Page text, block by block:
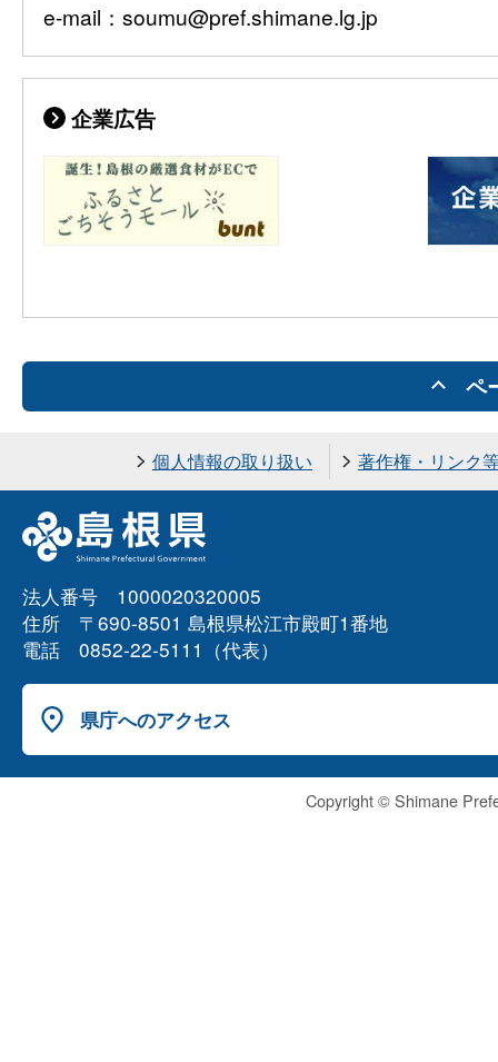
e-mail：soumu@pref.shimane.lg.jp
企業広告
ペ
個人情報の取り扱い 著作権・リンク
法人番号 1000020320005
住所 〒690-8501 島根県松江市殿町1番地
電話 0852-22-5111（代表）
県庁へのアクセス
Copyright © Shimane